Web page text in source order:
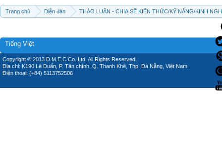
Trang chủ Diễn đàn THẢO LUẬN - CHIA SẼ KIẾN THỨC/KỸ NĂNG/KINH
Tiếng Việt
Copyright © 2013 D.M.E.C Co.,Ltd, All Rights Reserved.
Địa chỉ: K190 Lê Duẩn, P. Tân chính, Q. Thanh Khê, Thp. Đà Nẵng, Việt Nam.
Điện thoại: (+84) 5113752506